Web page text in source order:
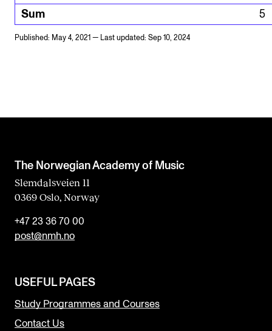
Sum
5
Published: May 4, 2021 — Last updated: Sep 10, 2024
The Norwegian Academy of Music
Slemdalsveien 11
0369 Oslo, Norway
+47 23 36 70 00
post@nmh.no
USEFUL PAGES
Study Programmes and Courses
Contact Us